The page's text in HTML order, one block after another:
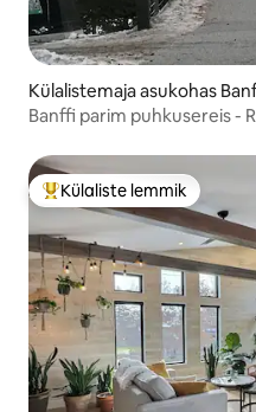
Külalistemaja asukohas
Banffi parim puhkusereis -
Külaliste suur lemmik
Külaliste lemmik